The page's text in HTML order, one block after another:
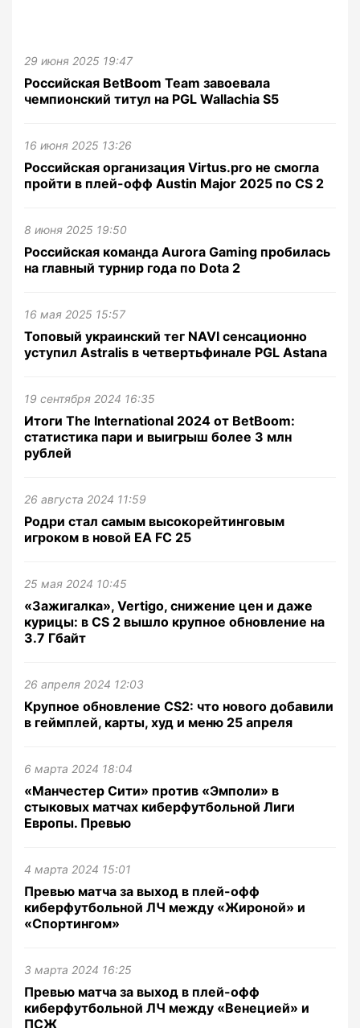
29 июня 2025 19:47
Российская BetBoom Team завоевала
чемпионский титул на PGL Wallachia S5
16 июня 2025 13:26
Российская организация Virtus.pro не смогла
пройти в плей-офф Austin Major 2025 по CS 2
8 июня 2025 19:50
Российская команда Aurora Gaming пробилась
на главный турнир года по Dota 2
16 мая 2025 15:57
Топовый украинский тег NAVI сенсационно
уступил Astralis в четвертьфинале PGL Astana
19 сентября 2024 16:35
Итоги The International 2024 от BetBoom:
статистика пари и выигрыш более 3 млн
рублей
26 августа 2024 11:59
Родри стал самым высокорейтинговым
игроком в новой EA FC 25
25 мая 2024 10:45
«Зажигалка», Vertigo, снижение цен и даже
курицы: в CS 2 вышло крупное обновление на
3.7 Гбайт
26 апреля 2024 12:03
Крупное обновление CS2: что нового добавили
в геймплей, карты, худ и меню 25 апреля
6 марта 2024 18:04
«Манчестер Сити» против «Эмполи» в
стыковых матчах киберфутбольной Лиги
Европы. Превью
4 марта 2024 15:01
Превью матча за выход в плей-офф
киберфутбольной ЛЧ между «Жироной» и
«Спортингом»
3 марта 2024 16:25
Превью матча за выход в плей-офф
киберфутбольной ЛЧ между «Венецией» и
ПСЖ